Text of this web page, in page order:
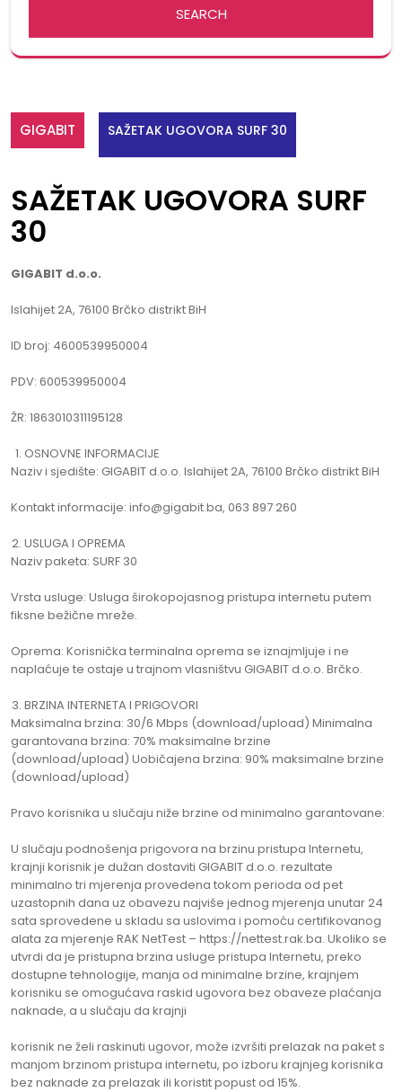
GIGABIT SAŽETAK UGOVORA SURF 30
SAŽETAK UGOVORA SURF
30
GIGABIT d.o.o.
Islahijet 2A, 76100 Brčko distrikt BiH
ID broj: 4600539950004
PDV: 600539950004
ŽR: 1863010311195128
OSNOVNE INFORMACIJE
Naziv i sjedište: GIGABIT d.o.o. Islahijet 2A, 76100 Brčko distrikt BiH
Kontakt informacije: info@gigabit.ba, 063 897 260
USLUGA I OPREMA
Naziv paketa: SURF 30
Vrsta usluge: Usluga širokopojasnog pristupa internetu putem
fiksne bežične mreže.
Oprema: Korisnička terminalna oprema se iznajmljuje i ne
naplaćuje te ostaje u trajnom vlasništvu GIGABIT d.o.o. Brčko.
BRZINA INTERNETA I PRIGOVORI
Maksimalna brzina: 30/6 Mbps (download/upload) Minimalna
garantovana brzina: 70% maksimalne brzine
(download/upload) Uobičajena brzina: 90% maksimalne brzine
(download/upload)
Pravo korisnika u slučaju niže brzine od minimalno garantovane:
U slučaju podnošenja prigovora na brzinu pristupa Internetu,
krajnji korisnik je dužan dostaviti GIGABIT d.o.o. rezultate
minimalno tri mjerenja provedena tokom perioda od pet
uzastopnih dana uz obavezu najviše jednog mjerenja unutar 24
sata sprovedene u skladu sa uslovima i pomoću certifikovanog
alata za mjerenje RAK NetTest – https://nettest.rak.ba. Ukoliko se
utvrdi da je pristupna brzina usluge pristupa Internetu, preko
dostupne tehnologije, manja od minimalne brzine, krajnjem
korisniku se omogućava raskid ugovora bez obaveze plaćanja
naknade, a u slučaju da krajnji
korisnik ne želi raskinuti ugovor, može izvršiti prelazak na paket s
manjom brzinom pristupa internetu, po izboru krajnjeg korisnika
bez naknade za prelazak ili koristit popust od 15%.